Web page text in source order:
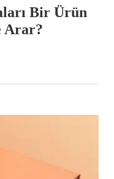
Bir Ürün
Arar?